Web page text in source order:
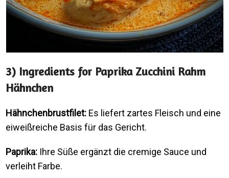
3) Ingredients for Paprika Zucchini Rahm
Hähnchen
Hähnchenbrustfilet: Es liefert zartes Fleisch und eine
eiweißreiche Basis für das Gericht.
Paprika: Ihre Süße ergänzt die cremige Sauce und
verleiht Farbe.